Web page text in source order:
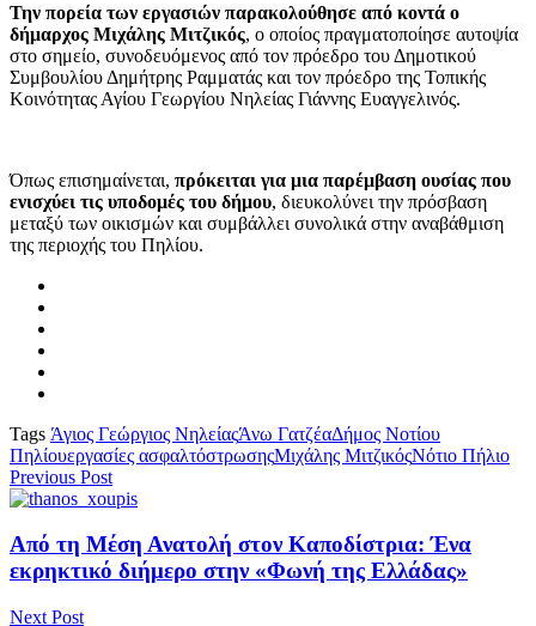
Την πορεία των εργασιών παρακολούθησε από κοντά ο
δήμαρχος Μιχάλης Μιτζικός, ο οποίος πραγματοποίησε αυτοψία
στο σημείο, συνοδευόμενος από τον πρόεδρο του Δημοτικού
Συμβουλίου Δημήτρης Ραμματάς και τον πρόεδρο της Τοπικής
Κοινότητας Αγίου Γεωργίου Νηλείας Γιάννης Ευαγγελινός.
Όπως επισημαίνεται, πρόκειται για μια παρέμβαση ουσίας που
ενισχύει τις υποδομές του δήμου, διευκολύνει την πρόσβαση
μεταξύ των οικισμών και συμβάλλει συνολικά στην αναβάθμιση
της περιοχής του Πηλίου.
Tags Άγιος Γεώργιος ΝηλείαςΆνω ΓατζέαΔήμος Νοτίου
Πηλίουεργασίες ασφαλτόστρωσηςΜιχάλης ΜιτζικόςΝότιο Πήλιο
Previous Post
Από τη Μέση Ανατολή στον Καποδίστρια: Ένα
εκρηκτικό διήμερο στην «Φωνή της Ελλάδας»
Next Post